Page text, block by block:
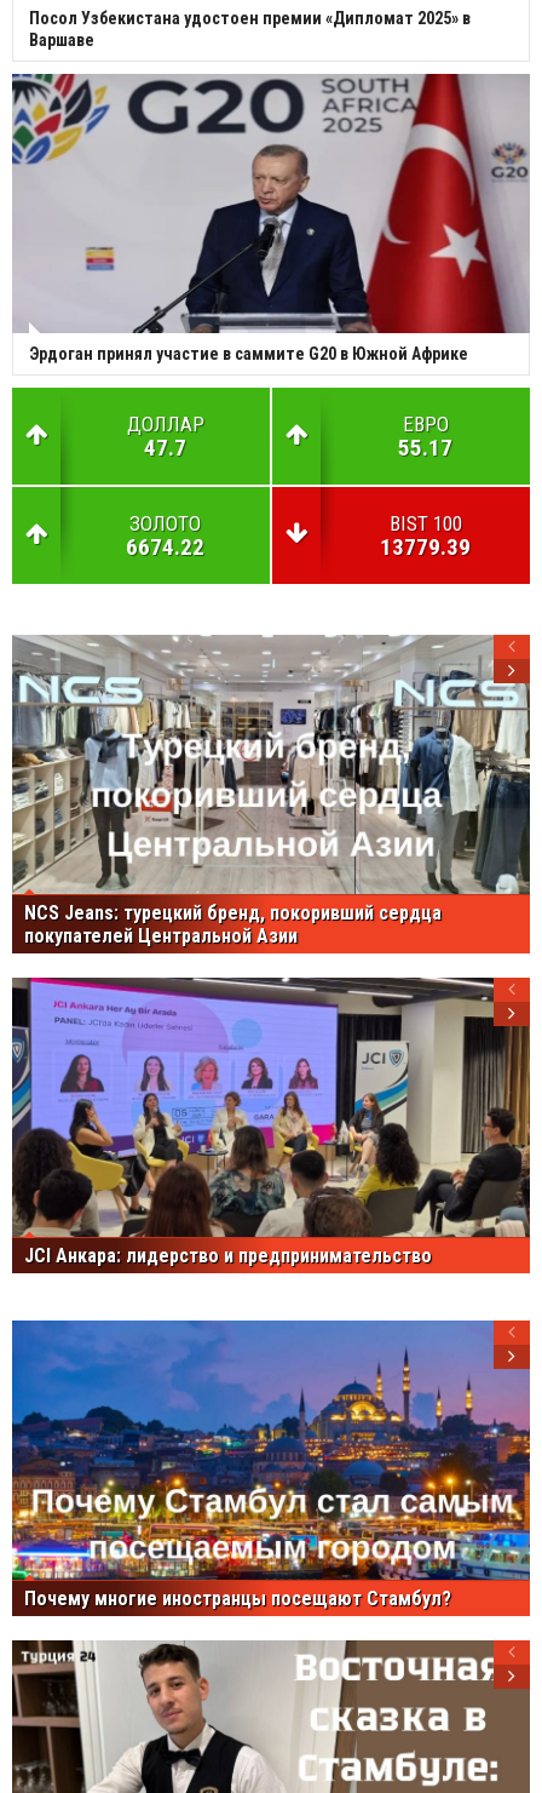
Посол Узбекистана удостоен премии «Дипломат 2025» в
Варшаве
Эрдоган принял участие в саммите G20 в Южной Африке
ДОЛЛАР
47.7
ЕВРО
55.17
ЗОЛОТО
6674.22
BIST 100
13779.39
NCS Jeans: турецкий бренд, покоривший сердца
покупателей Центральной Азии
JCI Анкара: лидерство и предпринимательство
Почему многие иностранцы посещают Стамбул?